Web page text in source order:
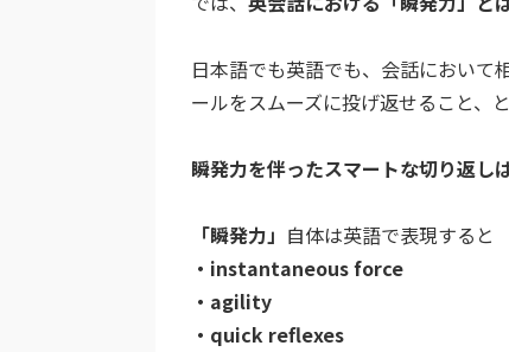
日本語でも英語でも、会話において
ールをスムーズに投げ返せること、
瞬発力を伴ったスマートな切り返し
「瞬発力」 自体は英語で表現すると
・instantaneous force
・agility
・quick reflexes